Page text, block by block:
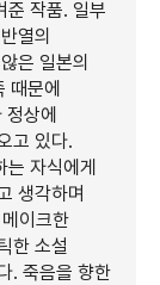
준 작품. 일부
열의
은 일본의
때문에
상에
고 있다.
자식에게
생각하며
이크한
한 소설
. 죽음을 향한